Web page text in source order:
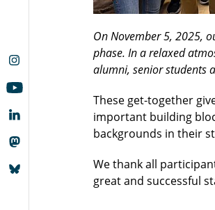
On November 5, 2025,
phase. In a relaxed
alumni, senior students
These get-together
important building
backgrounds in their
We thank all
great and successful